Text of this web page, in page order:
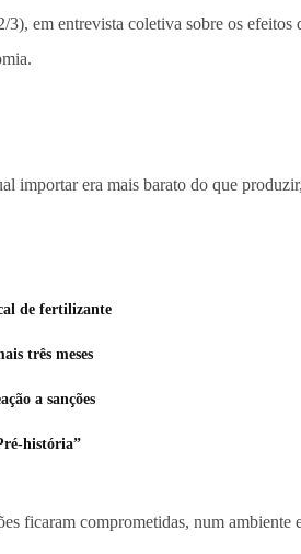
em entrevista coletiva sobre os efeitos
importar era mais barato do que
de fertilizante
três meses
a sanções
história”
ficaram comprometidas, num